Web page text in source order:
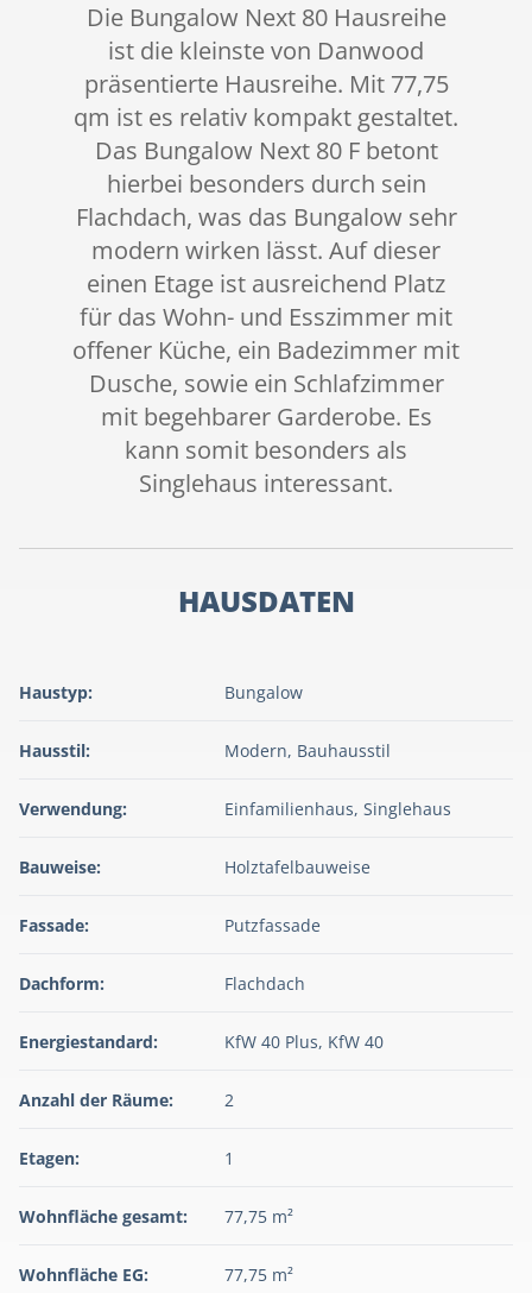
Die Bungalow Next 80 Hausreihe
ist die kleinste von Danwood
präsentierte Hausreihe. Mit 77,75
qm ist es relativ kompakt gestaltet.
Das Bungalow Next 80 F betont
hierbei besonders durch sein
Flachdach, was das Bungalow sehr
modern wirken lässt. Auf dieser
einen Etage ist ausreichend Platz
für das Wohn- und Esszimmer mit
offener Küche, ein Badezimmer mit
Dusche, sowie ein Schlafzimmer
mit begehbarer Garderobe. Es
kann somit besonders als
Singlehaus interessant.
HAUSDATEN
Haustyp: Bungalow
Hausstil: Modern, Bauhausstil
Verwendung: Einfamilienhaus, Singlehaus
Bauweise: Holztafelbauweise
Fassade: Putzfassade
Dachform: Flachdach
Energiestandard: KfW 40 Plus, KfW 40
Anzahl der Räume: 2
Etagen: 1
Wohnfläche gesamt: 77,75 m²
Wohnfläche EG: 77,75 m²